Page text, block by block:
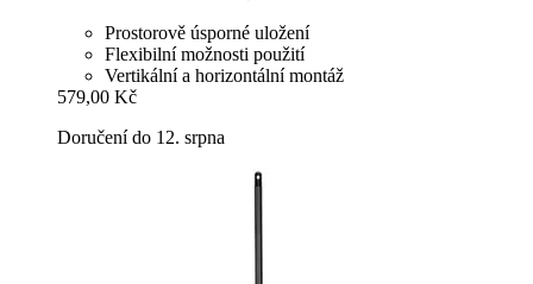
Prostorově úsporné uložení
Flexibilní možnosti použití
Vertikální a horizontální montáž
579,00 Kč
Doručení do 12. srpna